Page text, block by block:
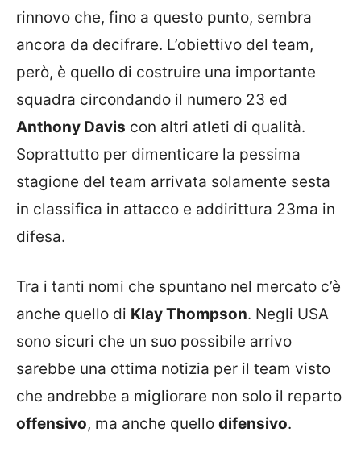
rinnovo che, fino a questo punto, sembra
ancora da decifrare. L’obiettivo del team,
però, è quello di costruire una importante
squadra circondando il numero 23 ed
Anthony Davis con altri atleti di qualità.
Soprattutto per dimenticare la pessima
stagione del team arrivata solamente sesta
in classifica in attacco e addirittura 23ma in
difesa.
Tra i tanti nomi che spuntano nel mercato c’è
anche quello di Klay Thompson. Negli USA
sono sicuri che un suo possibile arrivo
sarebbe una ottima notizia per il team visto
che andrebbe a migliorare non solo il reparto
offensivo, ma anche quello difensivo.